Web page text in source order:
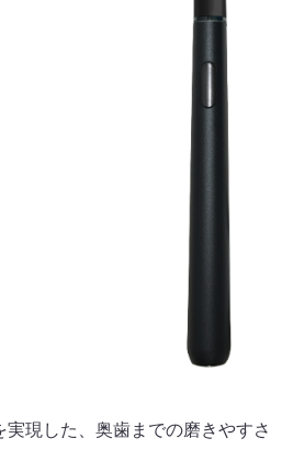
現した、奥歯までの磨きやすさ